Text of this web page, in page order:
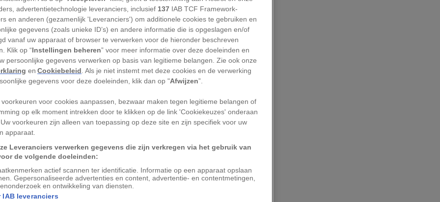
de eerste maaltijd van de dag te
Het ontbijt wordt hier traditioneel vaak
begin van de dag is aan mij niet
verwacht op mijn eerste ochtend in
wijn achter de kiezen te hebben.
, als onderdeel vaneen georganiseerde
Mijn gids trapt die ochtend af
in het centrum vanLissabondat
Hier verkopen ze verse kaas uit glazen
gedroogde kabeljauw onder een muur
advertentietechnologie leveranciers, inclusief 137 IAB TCF Framework-
en anderen (gezamenlijk 'Leveranciers') om additionele cookies te gebruiken en
gegevens (zoals unieke ID’s) en andere informatie die is opgeslagen en/of
vanaf uw apparaat of browser te verwerken voor de hieronder beschreven
Klik op “Instellingen beheren” voor meer informatie over deze doeleinden en
persoonlijke gegevens verwerken op basis van legitieme belangen. Zie ook onze
enCookiebeleid . Als je niet instemt met deze cookies en de verwerking
gegevens voor deze doeleinden, klik dan op "Afwijzen”.
voorkeuren voor cookies aanpassen, bezwaar maken tegen legitieme belangen of
op elk moment intrekken door te klikken op de link 'Cookiekeuzes' onderaan
voorkeuren zijn alleen van toepassing op deze site en zijn specifiek voor uw
apparaat.
Leveranciers verwerken gegevens die zijn verkregen via het gebruik van
de volgende doeleinden:
actief scannen ter identificatie. Informatie op een apparaat opslaan
Gepersonaliseerde advertenties en content, advertentie- en contentmetingen,
en ontwikkeling van diensten.
IAB leveranciers